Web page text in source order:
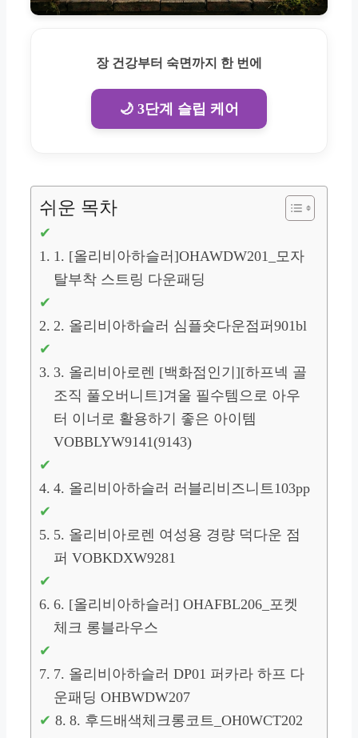
장 건강부터 숙면까지 한 번에
🌙 3단계 슬립 케어
쉬운 목차
1. [올리비아하슬러]OHAWDW201_모자
탈부착 스트링 다운패딩
2. 올리비아하슬러 심플숏다운점퍼901bl
3. 올리비아로렌 [백화점인기][하프넥 골
조직 풀오버니트]겨울 필수템으로 아우
터 이너로 활용하기 좋은 아이템
VOBBLYW9141(9143)
4. 올리비아하슬러 러블리비즈니트103pp
5. 올리비아로렌 여성용 경량 덕다운 점
퍼 VOBKDXW9281
6. [올리비아하슬러] OHAFBL206_포켓
체크 롱블라우스
7. 올리비아하슬러 DP01 퍼카라 하프 다
운패딩 OHBWDW207
8. 후드배색체크롱코트_OH0WCT202